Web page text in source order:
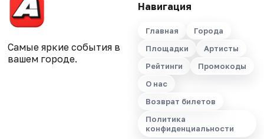
Самые яркие события в
вашем городе.
Навигация
Главная
Города
Площадки
Артисты
Рейтинги
Промокоды
О нас
Возврат билетов
Политика
конфиденциальности